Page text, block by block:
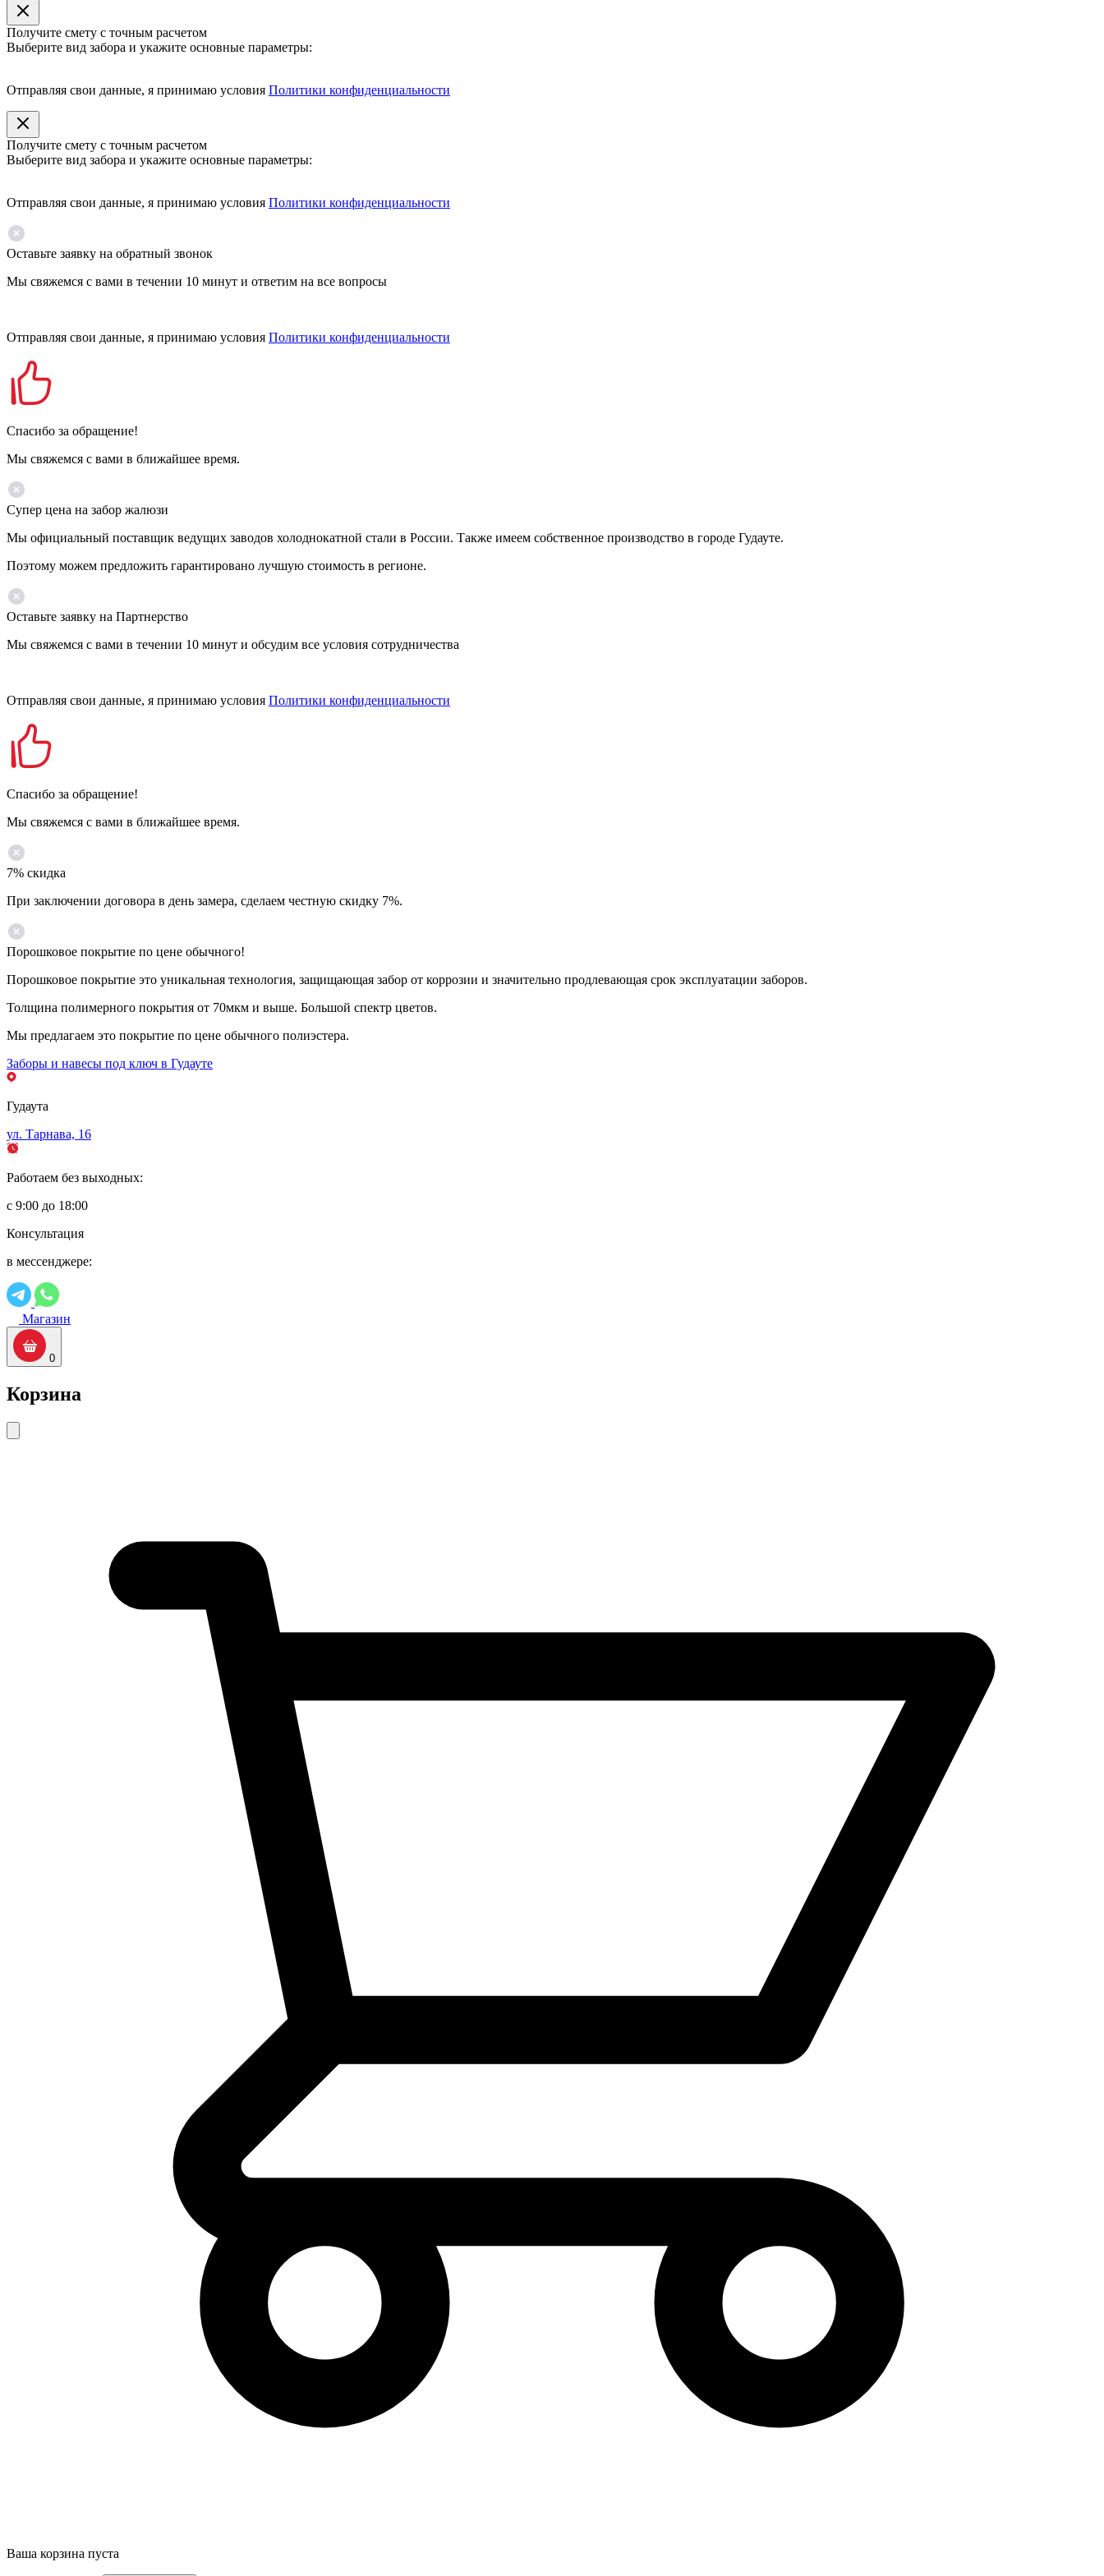
Получите смету с точным расчетом
Выберите вид забора и укажите основные параметры:
Отправляя свои данные, я принимаю условия Политики конфиденциальности
Получите смету с точным расчетом
Выберите вид забора и укажите основные параметры:
Отправляя свои данные, я принимаю условия Политики конфиденциальности
Оставьте заявку на обратный звонок
Мы свяжемся с вами в течении 10 минут и ответим на все вопросы
Отправляя свои данные, я принимаю условия Политики конфиденциальности
Спасибо за обращение!
Мы свяжемся с вами в ближайшее время.
Супер цена на забор жалюзи
Мы официальный поставщик ведущих заводов холоднокатной стали в России. Также имеем собственное производство в городе Гудауте.
Поэтому можем предложить гарантировано лучшую стоимость в регионе.
Оставьте заявку на Партнерство
Мы свяжемся с вами в течении 10 минут и обсудим все условия сотрудничества
Отправляя свои данные, я принимаю условия Политики конфиденциальности
Спасибо за обращение!
Мы свяжемся с вами в ближайшее время.
7% скидка
При заключении договора в день замера, сделаем честную скидку 7%.
Порошковое покрытие по цене обычного!
Порошковое покрытие это уникальная технология, защищающая забор от коррозии и значительно продлевающая срок эксплуатации заборов.
Толщина полимерного покрытия от 70мкм и выше. Большой спектр цветов.
Мы предлагаем это покрытие по цене обычного полиэстера.
Заборы и навесы под ключ в Гудауте
Гудаута
ул. Тарнава, 16
Работаем без выходных:
с 9:00 до 18:00
Консультация
в мессенджере:
Магазин
0
Корзина
Ваша корзина пуста